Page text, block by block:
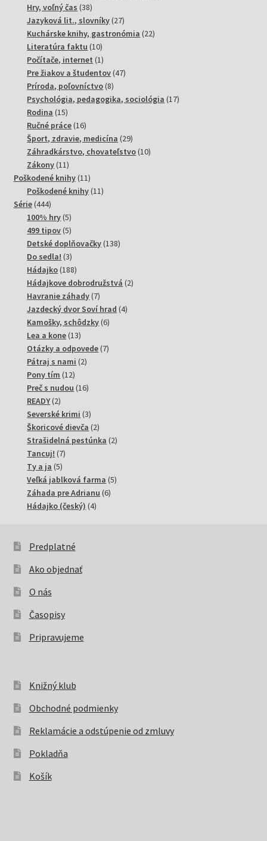
Hry, voľný čas 3838
produktov
Jazyková lit., slovníky 2727
produktov
Kuchárske knihy, gastronómia 2222
Literatúra faktu 1010
produktov
Počítače, internet 11
produkt
Pre žiakov a študentov 4747
Príroda, poľovníctvo 88
produktov
Psychológia, pedagogika, sociológia 1717
Rodina 1515
produktov
Ručné práce 1616
produktov
Šport, zdravie, medicína 2929
produktov
Záhradkárstvo, chovateľstvo 1010
Zákony 1111
produktov
Poškodené knihy 1111
produktov
Poškodené knihy 1111
Série 444444
produktov
100% hry 55
produktov
499 tipov 55
produktov
Detské doplňovačky 138138
Do sedla! 33
produkty
Hádajko 188188
produktov
Hádajkove dobrodružstvá 22
Havranie záhady 77
produktov
Jazdecký dvor Soví hrad 44
Kamošky, schôdzky 66
Lea a kone 1313
produktov
Otázky a odpovede 77
Pátraj s nami 22
Pony tím 1212
produktov
Preč s nudou 1616
READY 22
produkty
Severské krimi 33
produkty
Škoricové dievča 22
produkty
Strašidelná pestúnka 22
Tancuj! 77
Ty a ja 55
produktov
Veľká jablková farma 55
Záhada pre Adrianu 66
Hádajko (český) 44
Predplatné
Ako objednať
O nás
Časopisy
Pripravujeme
Knižný klub
Obchodné podmienky
Reklamácie a odstúpenie od zmluvy
Pokladňa
Košík